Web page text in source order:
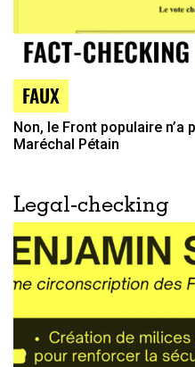
FAUX
Non, le Front populaire
Maréchal Pétain
Legal-checking